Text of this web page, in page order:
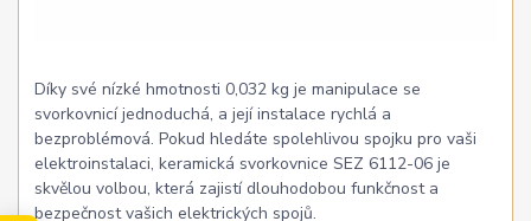
Díky své nízké hmotnosti 0,032 kg je manipulace se
svorkovnicí jednoduchá, a její instalace rychlá a
bezproblémová. Pokud hledáte spolehlivou spojku pro vaši
elektroinstalaci, keramická svorkovnice SEZ 6112-06 je
skvělou volbou, která zajistí dlouhodobou funkčnost a
bezpečnost vašich elektrických spojů.